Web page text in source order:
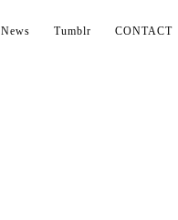
News Tumblr CONTACT